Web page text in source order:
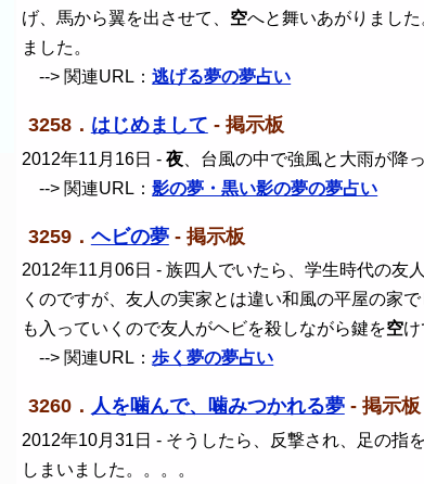
げ、馬から翼を出させて、 空へと舞いあがりまし
ました。
--> 関連URL：逃げる夢の夢占い
3258． はじめまして - 掲示板
2012年11月16日 -夜 、台風の中で強風と大雨が降
--> 関連URL：影の夢・黒い影の夢の夢占い
3259． ヘビの夢- 掲示板
2012年11月06日 - 族四人でいたら、学生時代の友
くのですが、友人の実家とは違い和風の平屋の家
も入っていくので友人がヘビを殺しながら鍵を空
--> 関連URL：歩く夢の夢占い
3260． 人を噛んで、噛みつかれる夢- 掲示板
2012年10月31日 - そうしたら、反撃され、足の指
しまいました。。。。